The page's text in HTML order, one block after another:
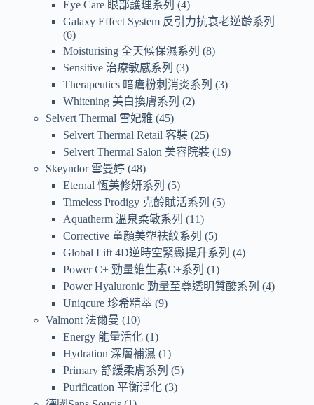
Eye Care 眼部護理系列
4
Galaxy Effect System 反引力抗衰老逆齡系列
6
Moisturising 全天候保濕系列
8
Sensitive 治療敏感系列
3
Therapeutics 暗瘡粉刺消炎系列
3
Whitening 美白換膚系列
2
Selvert Thermal 雪妃雅 45
Selvert Thermal Retail 客裝 25
Selvert Thermal Salon 美容院裝 19
Skeyndor 雪曼婷 48
Eternal 恆美修妍系列
5
Timeless Prodigy 克齡賦活系列
5
Aquatherm 溫泉柔敏系列
11
Corrective 童顏美塑祛紋系列
5
Global Lift 4D逆時空緊緻提升系列
4
Power C+ 勁量維生素C+系列
1
Power Hyaluronic 勁量至尊透明質酸系列
4
Uniqcure 珍希精萃 9
Valmont 法爾曼
10
Energy 能量活化 1
Hydration 深層補濕
1
Primary 舒緩柔膚系列
5
Purification 平衡淨化 3